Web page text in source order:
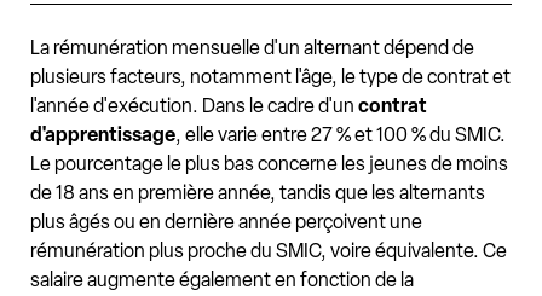
La rémunération mensuelle d'un alternant dépend de
plusieurs facteurs, notamment l'âge, le type de contrat et
l'année d'exécution. Dans le cadre d'un contrat
d'apprentissage, elle varie entre 27 % et 100 % du SMIC.
Le pourcentage le plus bas concerne les jeunes de moins
de 18 ans en première année, tandis que les alternants
plus âgés ou en dernière année perçoivent une
rémunération plus proche du SMIC, voire équivalente. Ce
salaire augmente également en fonction de la